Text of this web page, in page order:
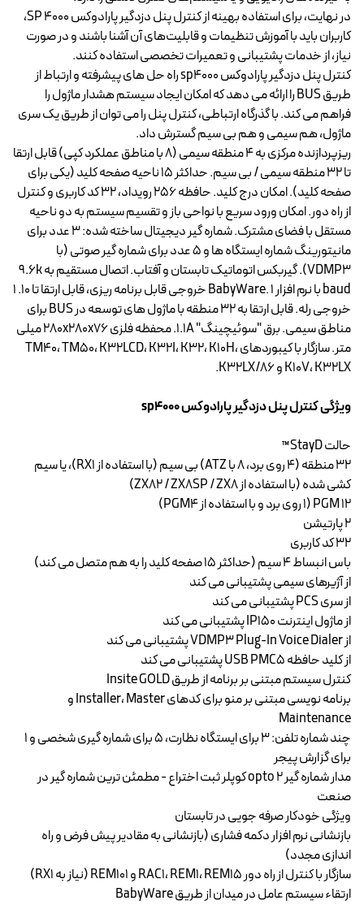
در نهایت، برای استفاده بهینه از کنترل پنل دزدگیر پارادوکس SP 4000،
کاربران باید با آموزش تنظیمات و قابلیت‌های آن آشنا باشند و در صورت
نیاز، از خدمات پشتیبانی و تعمیرات تخصصی استفاده کنند.
کنترل پنل دزدگیر پارادوکس sp4000 راه حل های پیشرفته و ارتباط از
طریق BUS را ارائه می دهد که امکان ایجاد سیستم هشدار ماژول را
فراهم می کند. با گذرگاه ارتباطی، کنترل پنل را می توان از طریق یک سری
ماژول، هم سیمی و هم بی سیم گسترش داد.
ریزپردازنده مرکزی به 4 منطقه سیمی (8 با مناطق عملکرد کپی) قابل ارتقا
تا 32 منطقه سیمی / بی سیم. حداکثر 15 ناحیه صفحه کلید (یکی برای
صفحه کلید). امکان درج کلید. حافظه 256 رویداد، 32 کد کاربری و کنترل
از راه دور. امکان ورود سریع با نواحی باز و تقسیم سیستم به دو ناحیه
مستقل با فضای مشترک. شماره گیر دیجیتال ساخته شده: 3 عدد برای
مانیتورینگ شماره ایستگاه ها و 5 عدد برای شماره گیر صوتی (با
VDMP3). گیربکس اتوماتیک تابستان و آفتاب. اتصال مستقیم به 9.6k
baud با نرم افزار BabyWare. 1 خروجی قابل برنامه ریزی، قابل ارتقا تا 10. 1
خروجی رله. قابل ارتقا به 32 منطقه با ماژول های توسعه در BUS برای
مناطق سیمی. برق "سوئیچینگ" 1.1A. محفظه فلزی 280x280x76 میلی
متر. سازگار با کیبوردهای TM40، TM50، K32LCD، K32I، K32، K10H،
K10V، K32LX و K32LX/86.
ویژگی کنترل پنل دزدگیر پارادوکس sp4000
حالت StayD™
32 منطقه (4 روی برد، 8 با ATZ) بی سیم (با استفاده از RX1)، یا سیم
کشی شده (با استفاده از ZX82 / ZX8SP / ZX8)
12 PGM (1 روی برد و با استفاده از PGM4)
2 پارتیشن
32 کد کاربری
باس انبساط 4 سیم (حداکثر 15 صفحه کلید را به هم متصل می کند)
از آژیرهای سیمی پشتیبانی می کند
از سری PCS پشتیبانی می کند
از ماژول اینترنت IP150 پشتیبانی می کند
از VDMP3 Plug-In Voice Dialer پشتیبانی می کند
از کلید حافظه USB PMC5 پشتیبانی می کند
کنترل سیستم مبتنی بر برنامه از طریق Insite GOLD
برنامه نویسی مبتنی بر منو برای کدهای Installer، Master و
Maintenance
چند شماره تلفن: 3 برای ایستگاه نظارت، 5 برای شماره گیری شخصی و 1
برای گزارش پیجر
مدار شماره گیر 2 opto کوپلر ثبت اختراع - مطمئن ترین شماره گیر در
صنعت
ویژگی خودکار صرفه جویی در تابستان
بازنشانی نرم افزار دکمه فشاری (بازنشانی به مقادیر پیش فرض و راه
اندازی مجدد)
سازگار با کنترل از راه دور RAC1، REM1، REM15 و REM101 (نیاز به RX1)
ارتقاء سیستم عامل در میدان از طریق BabyWare